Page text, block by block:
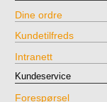
Dine ordre
Kundetilfreds
Intranett
Kundeservice
Forespørsel